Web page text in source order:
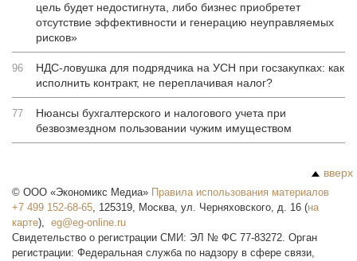
цель будет недостигнута, либо бизнес приобретет
отсутствие эффективности и генерацию неуправляемых
рисков»
96
НДС-ловушка для подрядчика на УСН при госзакупках: как
исполнить контракт, не переплачивая налог?
77
Нюансы бухгалтерского и налогового учета при
безвозмездном пользовании чужим имуществом
вверх
© ООО «Экономикс Медиа» Правила использования материалов
+7 499 152-68-65, 125319, Москва, ул. Черняховского, д. 16 (на
карте),
Свидетельство о регистрации СМИ: ЭЛ № ФС 77-83272. Орган
регистрации: Федеральная служба по надзору в сфере связи,